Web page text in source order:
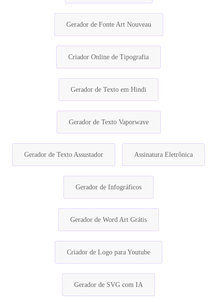
Gerador de Fonte Art Nouveau
Criador Online de Tipografia
Gerador de Texto em Hindi
Gerador de Texto Vaporwave
Gerador de Texto Assustador Assinatura Eletrônica
Gerador de Infográficos
Gerador de Word Art Grátis
Criador de Logo para Youtube
Gerador de SVG com IA